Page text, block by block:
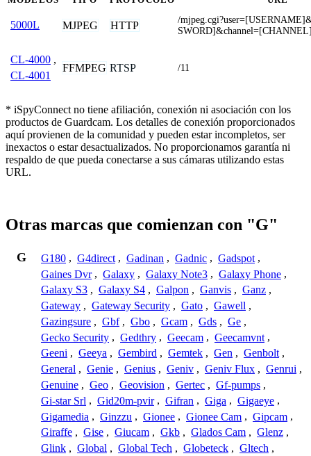
5000L MJPEG HTTP
/
CL-4000 ,
CL-4001
FFMPEG RTSP /11
* iSpyConnect no tiene afiliación, conexión ni asociación con los
productos de Guardcam. Los detalles de conexión proporcionados
aquí provienen de la comunidad y pueden estar incompletos, ser
inexactos o estar desactualizados. No proporcionamos garantía ni
respaldo de que pueda conectarse a sus cámaras utilizando estas
URL.
Otras marcas que comienzan con "G"
G G180 , G4direct , Gadinan , Gadnic , Gadspot ,
Gaines Dvr , Galaxy , Galaxy Note3 , Galaxy Phone ,
Galaxy S3 , Galaxy S4 , Galpon , Ganvis , Ganz ,
Gateway , Gateway Security , Gato , Gawell ,
Gazingsure , Gbf , Gbo , Gcam , Gds , Ge ,
Gecko Security , Gedthry , Geecam , Geecamvnt ,
Geeni , Geeya , Gembird , Gemtek , Gen , Genbolt ,
General , Genie , Genius , Geniv , Geniv Flux , Genrui ,
Genuine , Geo , Geovision , Gertec , Gf-pumps ,
Gi-star Srl , Gid20m-pvir , Gifran , Giga , Gigaeye ,
Gigamedia , Ginzzu , Gionee , Gionee Cam , Gipcam ,
Giraffe , Gise , Giucam , Gkb , Glados Cam , Glenz ,
Glink , Global , Global Tech , Globeteck , Gltech ,